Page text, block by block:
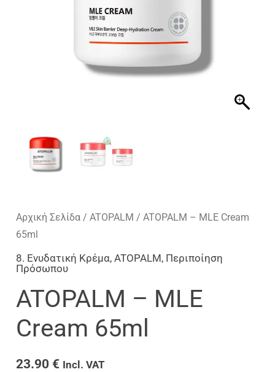
Αρχική Σελίδα /ATOPALM / ATOPALM – MLE Cream
65ml
8. Ενυδατική Κρέμα,ATOPALM, Περιποίηση
Πρόσωπου
ATOPALM – MLE
Cream 65ml
23.90 € Incl. VAT